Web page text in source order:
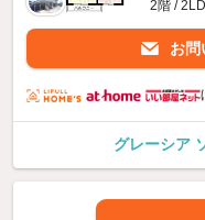
2階 /
お問
グレーシア